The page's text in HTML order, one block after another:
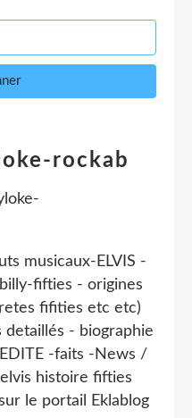
rockab
musicaux-ELVIS -
fifties - origines
fifities etc etc)
- biographie
-faits -News /
histoire fifties
le portail Eklablog